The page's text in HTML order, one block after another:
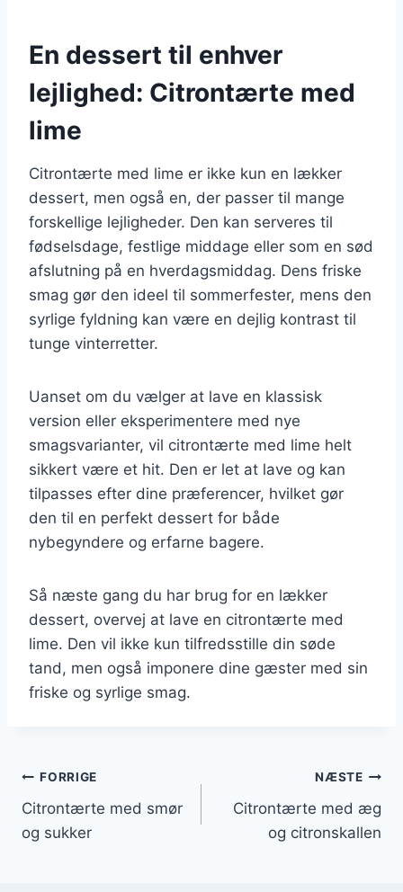
En dessert til enhver
lejlighed: Citrontærte med
lime
Citrontærte med lime er ikke kun en lækker
dessert, men også en, der passer til mange
forskellige lejligheder. Den kan serveres til
fødselsdage, festlige middage eller som en sød
afslutning på en hverdagsmiddag. Dens friske
smag gør den ideel til sommerfester, mens den
syrlige fyldning kan være en dejlig kontrast til
tunge vinterretter.
Uanset om du vælger at lave en klassisk
version eller eksperimentere med nye
smagsvarianter, vil citrontærte med lime helt
sikkert være et hit. Den er let at lave og kan
tilpasses efter dine præferencer, hvilket gør
den til en perfekt dessert for både
nybegyndere og erfarne bagere.
Så næste gang du har brug for en lækker
dessert, overvej at lave en citrontærte med
lime. Den vil ikke kun tilfredsstille din søde
tand, men også imponere dine gæster med sin
friske og syrlige smag.
Indlægsnavigation
FORRIGE
Citrontærte med smør
og sukker
NÆSTE
Citrontærte med æg
og citronskallen